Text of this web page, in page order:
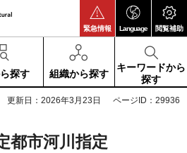
緊急情報 Language 閲覧補助
探す 組織から探す
キーワードから
探す
更新日：2026年3月23日 ページID：29936
都市河川指定